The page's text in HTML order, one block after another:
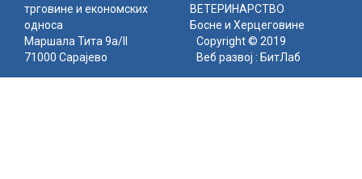
трговине и економских
односа
ВЕТЕРИНАРСТВО
Босне и Херцеговине
Маршала Тита 9а/II
71000 Сарајево
Copyright © 2019
Веб развој : БитЛаб